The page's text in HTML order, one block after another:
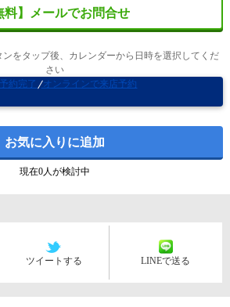
料】メールでお問合せ
ンをタップ後、カレンダーから日時を選択してくだ
さい
約完了 オンラインで来店予約
お気に入りに追加
現在0人が検討中
ツイートする LINEで送る